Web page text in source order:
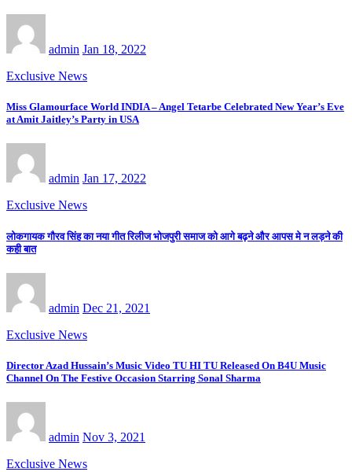
admin Jan 18, 2022
Exclusive News
Miss Glamourface World INDIA – Angel Tetarbe Celebrated New Year’s Eve
at Amit Jaitley’s Party in USA
admin Jan 17, 2022
Exclusive News
लोकगायक गौरव सिंह का नया गीत रिलीज भोजपुरी समाज को आगे बढ़ने और आपस मे न लड़ने की
कही बात
admin Dec 21, 2021
Exclusive News
Director Azad Hussain’s Music Video TU HI TU Released On B4U Music
Channel On The Festive Occasion Starring Sonal Sharma
admin Nov 3, 2021
Exclusive News